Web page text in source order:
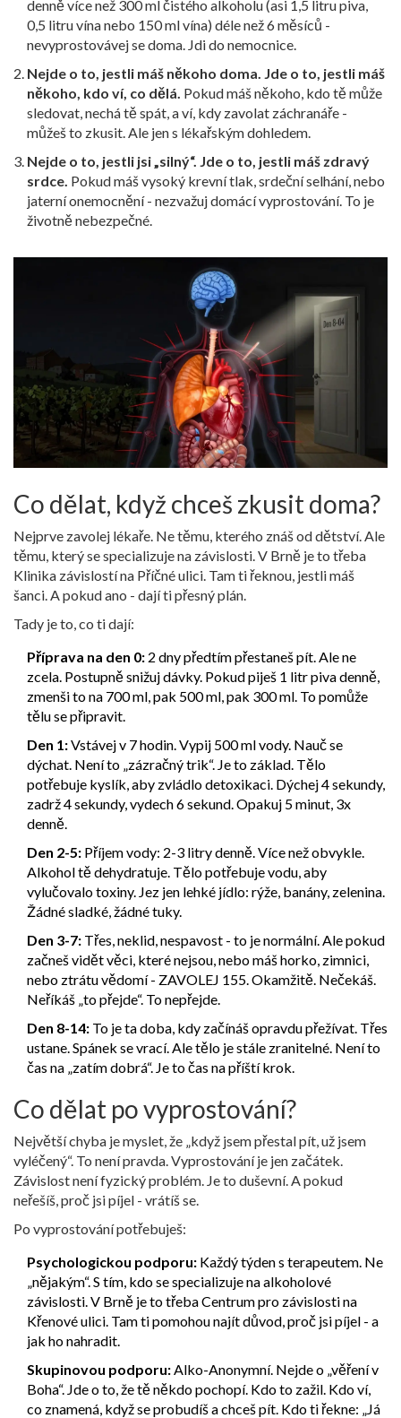
denně více než 300 ml čistého alkoholu (asi 1,5 litru piva,
0,5 litru vína nebo 150 ml vína) déle než 6 měsíců -
nevyprostovávej se doma. Jdi do nemocnice.
Nejde o to, jestli máš někoho doma. Jde o to, jestli máš
někoho, kdo ví, co dělá. Pokud máš někoho, kdo tě může
sledovat, nechá tě spát, a ví, kdy zavolat záchranáře -
můžeš to zkusit. Ale jen s lékařským dohledem.
Nejde o to, jestli jsi „silný“. Jde o to, jestli máš zdravý
srdce. Pokud máš vysoký krevní tlak, srdeční selhání, nebo
jaterní onemocnění - nezvažuj domácí vyprostování. To je
životně nebezpečné.
Co dělat, když chceš zkusit doma?
Nejprve zavolej lékaře. Ne těmu, kterého znáš od dětství. Ale
těmu, který se specializuje na závislosti. V Brně je to třeba
Klinika závislostí na Příčné ulici. Tam ti řeknou, jestli máš
šanci. A pokud ano - dají ti přesný plán.
Tady je to, co ti dají:
Příprava na den 0: 2 dny předtím přestaneš pít. Ale ne
zcela. Postupně snižuj dávky. Pokud piješ 1 litr piva denně,
zmenši to na 700 ml, pak 500 ml, pak 300 ml. To pomůže
tělu se připravit.
Den 1:Vstávej v 7 hodin. Vypij 500 ml vody. Nauč se
dýchat. Není to „zázračný trik“. Je to základ. Tělo
potřebuje kyslík, aby zvládlo detoxikaci. Dýchej 4 sekundy,
zadrž 4 sekundy, vydech 6 sekund. Opakuj 5 minut, 3x
denně.
Den 2-5: Příjem vody: 2-3 litry denně. Více než obvykle.
Alkohol tě dehydratuje. Tělo potřebuje vodu, aby
vylučovalo toxiny. Jez jen lehké jídlo: rýže, banány, zelenina.
Žádné sladké, žádné tuky.
Den 3-7: Třes, neklid, nespavost - to je normální. Ale pokud
začneš vidět věci, které nejsou, nebo máš horko, zimnici,
nebo ztrátu vědomí - ZAVOLEJ 155. Okamžitě. Nečekáš.
Neříkáš „to přejde“. To nepřejde.
Den 8-14: To je ta doba, kdy začínáš opravdu přežívat. Třes
ustane. Spánek se vrací. Ale tělo je stále zranitelné. Není to
čas na „zatím dobrá“. Je to čas na příští krok.
Co dělat po vyprostování?
Největší chyba je myslet, že „když jsem přestal pít, už jsem
vyléčený“. To není pravda. Vyprostování je jen začátek.
Závislost není fyzický problém. Je to duševní. A pokud
neřešíš, proč jsi píjel - vrátíš se.
Po vyprostování potřebuješ:
Psychologickou podporu: Každý týden s terapeutem. Ne
„nějakým“. S tím, kdo se specializuje na alkoholové
závislosti. V Brně je to třeba Centrum pro závislosti na
Křenové ulici. Tam ti pomohou najít důvod, proč jsi píjel - a
jak ho nahradit.
Skupinovou podporu: Alko-Anonymní. Nejde o „věření v
Boha“. Jde o to, že tě někdo pochopí. Kdo to zažil. Kdo ví,
co znamená, když se probudíš a chceš pít. Kdo ti řekne: „Já